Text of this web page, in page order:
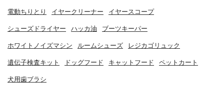
電動ちりとり イヤークリーナー イヤースコープ
シューズドライヤー ハッカ油 ブーツキーパー
ホワイトノイズマシン ルームシューズ レジカゴリュック
遺伝子検査キット ドッグフード キャットフード ペットカート
犬用歯ブラシ